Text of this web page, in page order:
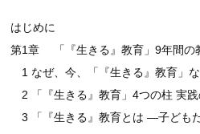
はじめに
第1章 「『生きる』教育」9年間の
1 なぜ、今、「『生きる』教育」
2 「『生きる』教育」4つの柱 実践
3 「『生きる』教育とは ―子ども